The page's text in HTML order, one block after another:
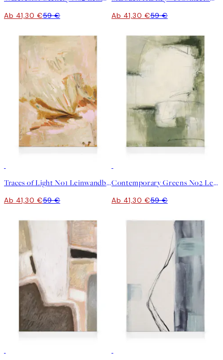
Ab 41,30 €59 € Ab 41,30 €59 €
Traces of Light No1 Leinwandbild
Ab 41,30 €59 €
Contemporary Greens No2 Leinwandbild
Ab 41,30 €59 €